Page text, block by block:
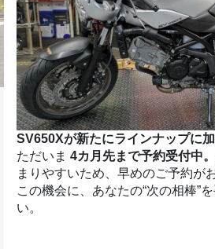
SV650Xが新たにラインナップに加
ただいま 4カ月先まで予約受付中。
まりやすいため、早めのご予約が
この機会に、あなたの“次の相棒”
い。